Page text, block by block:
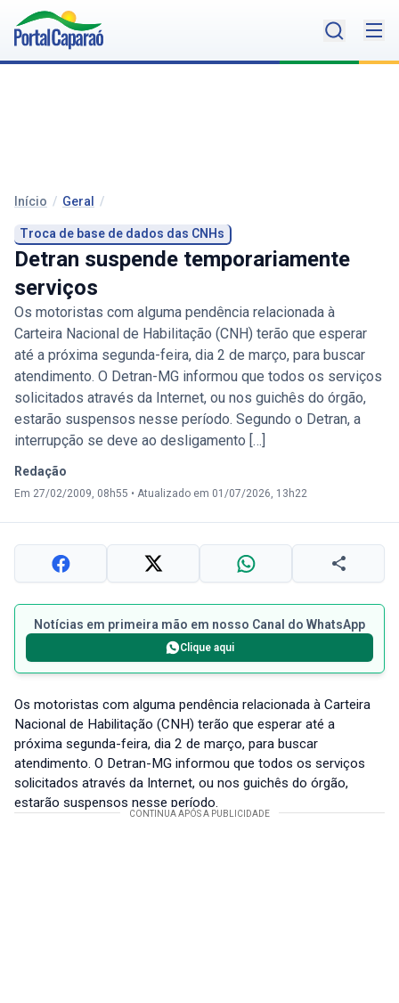
Início / Geral /
Troca de base de dados das CNHs
Detran suspende temporariamente
serviços
Os motoristas com alguma pendência relacionada à
Carteira Nacional de Habilitação (CNH) terão que esperar
até a próxima segunda-feira, dia 2 de março, para buscar
atendimento. O Detran-MG informou que todos os serviços
solicitados através da Internet, ou nos guichês do órgão,
estarão suspensos nesse período. Segundo o Detran, a
interrupção se deve ao desligamento […]
Redação
Em 27/02/2009, 08h55 • Atualizado em 01/07/2026, 13h22
Notícias em primeira mão em nosso Canal do WhatsApp
Clique aqui
Os motoristas com alguma pendência relacionada à Carteira
Nacional de Habilitação (CNH) terão que esperar até a
próxima segunda-feira, dia 2 de março, para buscar
atendimento. O Detran-MG informou que todos os serviços
solicitados através da Internet, ou nos guichês do órgão,
estarão suspensos nesse período.